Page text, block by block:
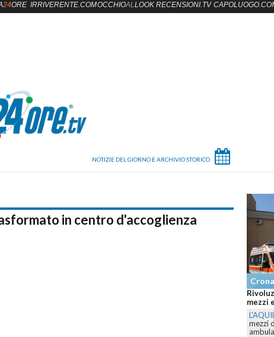
in centro d'accoglienza
Cronaca
mezzi e il
L'AQUILA-
mezzi
24ORE IRRIVERENTE.COMOCCHIOALLOOK RECENSIONI.TV